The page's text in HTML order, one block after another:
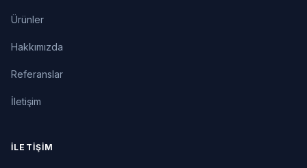
Ürünler
Hakkımızda
Referanslar
İletişim
İLETIŞIM